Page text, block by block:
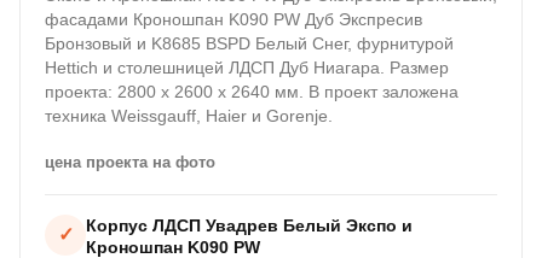
фасадами Кроношпан K090 PW Дуб Экспресив
Бронзовый и K8685 BSPD Белый Снег, фурнитурой
Hettich и столешницей ЛДСП Дуб Ниагара. Размер
проекта: 2800 х 2600 х 2640 мм. В проект заложена
техника Weissgauff, Haier и Gorenje.
цена проекта на фото
✓
Корпус ЛДСП Увадрев Белый Экспо и
Кроношпан K090 PW